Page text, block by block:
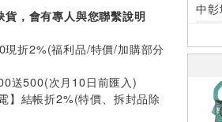
，會有專人與您聯繫說明
現折2%(福利品/特價/加購部分
送500(次月10日前匯入)
】結帳折2%(特價、拆封品除
中彰
嘉